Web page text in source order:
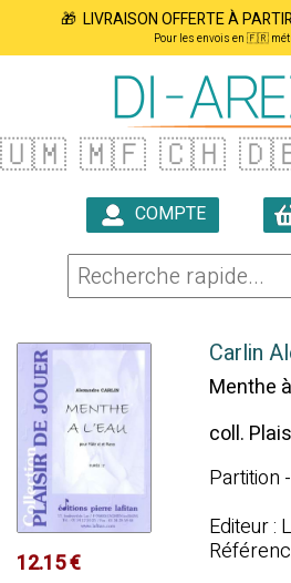
🎁 LIVRAISON OFFERTE À
Pour les envois en 🇫🇷
🇺🇲 🇲🇫 🇨🇭
COMPTE
12.15 €
Carlin
Menthe
coll.
Partition
Editeur :